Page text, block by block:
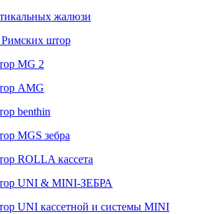
жалюзи
штор
MG 2
AMG
benthin
MGS зебра
ROLLA кассета
UNI & MINI-ЗЕБРА
UNI кассетной и системы MINI